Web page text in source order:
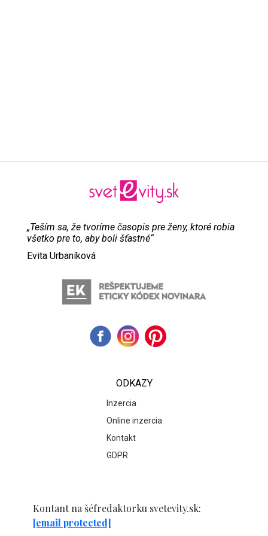
„Teším sa, že tvoríme časopis pre ženy, ktoré robia
všetko pre to, aby boli šťastné“
Evita Urbaníková
ODKAZY
Inzercia
Online inzercia
Kontakt
GDPR
Kontant na šéfredaktorku svetevity.sk:
[email protected]